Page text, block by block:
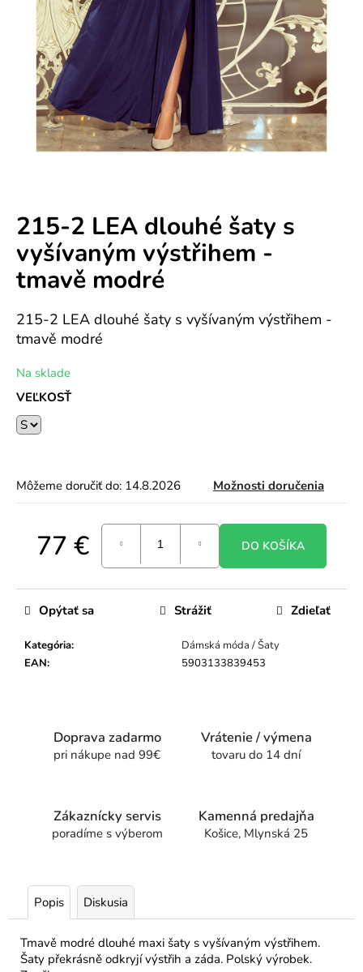
215-2 LEA dlouhé šaty s
vyšívaným výstřihem -
tmavě modré
215-2 LEA dlouhé šaty s vyšívaným výstřihem -
tmavě modré
VEĽKOSŤ
Môžeme doručiť do: 14.8.2026 Možnosti doručenia
Na sklade
77 € DO KOŠÍKA
Kategória:
Dámská móda / Šaty
EAN: 5903133839453
Opýtať sa Strážiť Zdieľať
Doprava zadarmo
pri nákupe nad 99€
Vrátenie / výmena
tovaru do 14 dní
Zákaznícky servis
poradíme s výberom
Kamenná predajňa
Košice, Mlynská 25
Popis Diskusia
Tmavě modré dlouhé maxi šaty s vyšívaným výstřihem.
Šaty překrásně odkryjí výstřih a záda. Polský výrobek.
HĽADAŤ
O
d
p
o
r
ú
č
e